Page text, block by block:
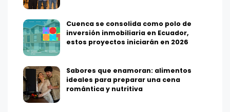
Cuenca se consolida como polo de
inversión inmobiliaria en Ecuador,
estos proyectos iniciarán en 2026
Sabores que enamoran: alimentos
ideales para preparar una cena
romántica y nutritiva